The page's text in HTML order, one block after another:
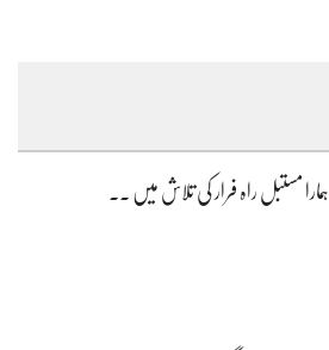
ہمارا مستبل راہ فرار کی تلاش میں ۔۔